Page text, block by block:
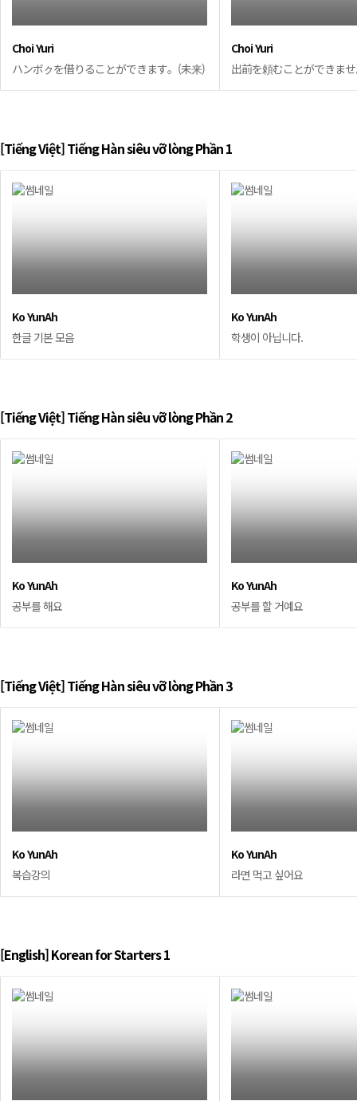
Choi Yuri
ハンボㇰを借りることができます。(未来)
Choi Yuri
出前を頼むことができま
[Tiếng Việt] Tiếng Hàn siêu vỡ lòng Phần 1
Ko YunAh
한글 기본 모음
Ko YunAh
학생이 아닙니다.
[Tiếng Việt] Tiếng Hàn siêu vỡ lòng Phần 2
Ko YunAh
공부를 해요
Ko YunAh
공부를 할 거예요
[Tiếng Việt] Tiếng Hàn siêu vỡ lòng Phần 3
Ko YunAh
복습강의
Ko YunAh
라면 먹고 싶어요
[English] Korean for Starters 1